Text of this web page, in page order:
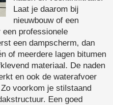
Laat je daarom bij
nieuwbouw of een
een professionele
een dampscherm, dan
of meerdere lagen bitumen
materiaal. De naden
en ook de waterafvoer
voorkom je stilstaand
Een goed